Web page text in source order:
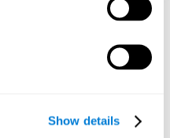
Show details
neuronalen Netze nach 3
meine